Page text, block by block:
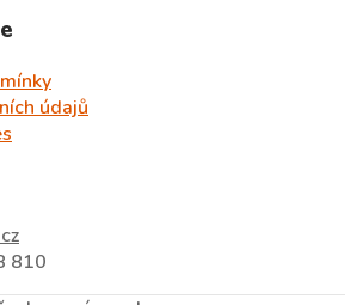
údajů
810